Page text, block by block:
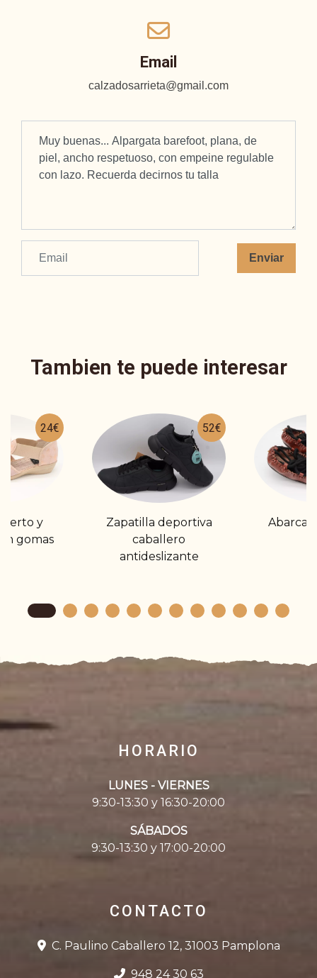
Email
calzadosarrieta@gmail.com
Enviar
Tambien te puede interesar
24€
y
gomas
52€
Zapatilla deportiva
caballero
antideslizante
HORARIO
LUNES - VIERNES
9:30-13:30 y 16:30-20:00
SÁBADOS
9:30-13:30 y 17:00-20:00
CONTACTO
C. Paulino Caballero 12, 31003 Pamplona
948 24 30 63